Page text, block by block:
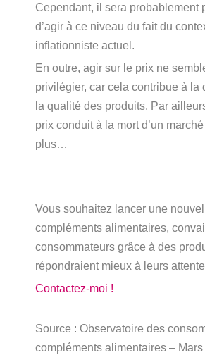
Cependant, il sera probablement
d’agir à ce niveau du fait du
inflationniste actuel.
En outre, agir sur le prix ne
privilégier, car cela contribue à la
la qualité des produits. Par
prix conduit à la mort d’un
plus…
Vous souhaitez lancer une
compléments alimentaires,
consommateurs grâce à des
répondraient mieux à leurs
Contactez-moi !
Source : Observatoire des
compléments alimentaires –